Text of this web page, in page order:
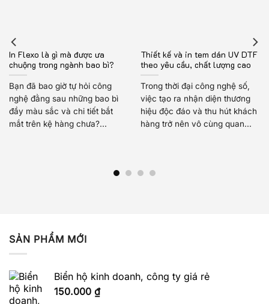
In Flexo là gì mà được ưa
chuộng trong ngành bao bì?
Bạn đã bao giờ tự hỏi công
nghệ đằng sau những bao bì
đầy màu sắc và chi tiết bắt
mắt trên kệ hàng chưa?...
Thiết kế và in tem dán UV DTF
theo yêu cầu, chất lượng cao
Trong thời đại công nghệ số,
việc tạo ra nhận diện thương
hiệu độc đáo và thu hút khách
hàng trở nên vô cùng quan...
SẢN PHẨM MỚI
Biển hộ kinh doanh, công ty giá rẻ
150.000 ₫